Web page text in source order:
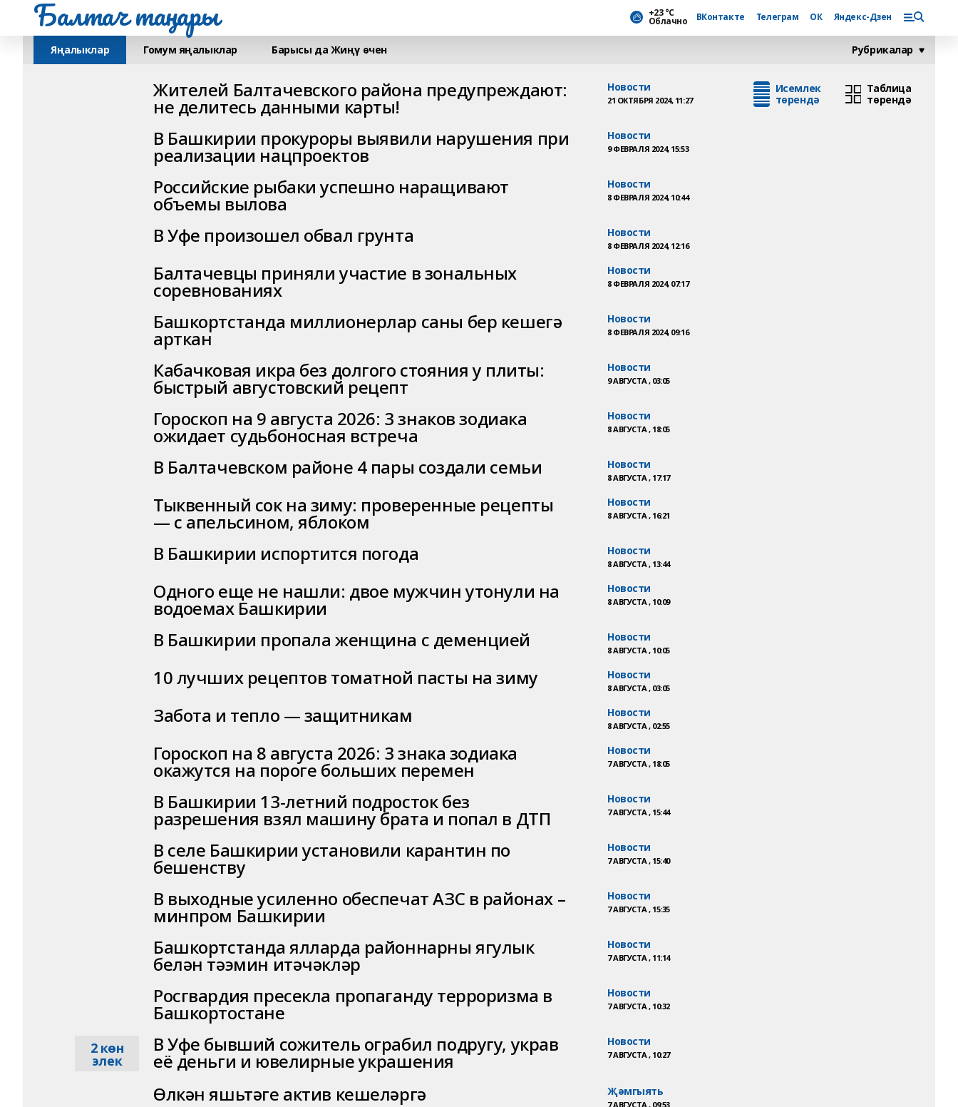
Балтач таңнары +23 °С
Облачно ВКонтакте Телеграм ОК Яндекс-Дзен
Яңалыклар Гомум яңалыклар Барысы да Жиңү өчен Рубрикалар
Жителей Балтачевского района предупреждают:
не делитесь данными карты!
Новости
21 ОКТЯБРЯ 2024, 11:27
В Башкирии прокуроры выявили нарушения при
реализации нацпроектов
Новости
9 ФЕВРАЛЯ 2024, 15:53
Российские рыбаки успешно наращивают
объемы вылова
Новости
8 ФЕВРАЛЯ 2024, 10:44
В Уфе произошел обвал грунта Новости
8 ФЕВРАЛЯ 2024, 12:16
Балтачевцы приняли участие в зональных
соревнованиях
Новости
8 ФЕВРАЛЯ 2024, 07:17
Башкортстанда миллионерлар саны бер кешегә
арткан
Новости
8 ФЕВРАЛЯ 2024, 09:16
Кабачковая икра без долгого стояния у плиты:
быстрый августовский рецепт
Новости
9 АВГУСТА , 03:05
Гороскоп на 9 августа 2026: 3 знаков зодиака
ожидает судьбоносная встреча
Новости
8 АВГУСТА , 18:05
В Балтачевском районе 4 пары создали семьи Новости
8 АВГУСТА , 17:17
Тыквенный сок на зиму: проверенные рецепты
— с апельсином, яблоком
Новости
8 АВГУСТА , 16:21
В Башкирии испортится погода Новости
8 АВГУСТА , 13:44
Одного еще не нашли: двое мужчин утонули на
водоемах Башкирии
Новости
8 АВГУСТА , 10:09
В Башкирии пропала женщина с деменцией Новости
8 АВГУСТА , 10:05
10 лучших рецептов томатной пасты на зиму Новости
8 АВГУСТА , 03:05
Забота и тепло — защитникам Новости
8 АВГУСТА , 02:55
Гороскоп на 8 августа 2026: 3 знака зодиака
окажутся на пороге больших перемен
Новости
7 АВГУСТА , 18:05
В Башкирии 13-летний подросток без
разрешения взял машину брата и попал в ДТП
Новости
7 АВГУСТА , 15:44
В селе Башкирии установили карантин по
бешенству
Новости
7 АВГУСТА , 15:40
В выходные усиленно обеспечат АЗС в районах –
минпром Башкирии
Новости
7 АВГУСТА , 15:35
Башкортстанда ялларда районнарны ягулык
белән тәэмин итәчәкләр
Новости
7 АВГУСТА , 11:14
Росгвардия пресекла пропаганду терроризма в
Башкортостане
Новости
7 АВГУСТА , 10:32
2 көн
элек
В Уфе бывший сожитель ограбил подругу, украв
её деньги и ювелирные украшения
Новости
7 АВГУСТА , 10:27
Өлкән яшьтәге актив кешеләргә Җәмгыять
7 АВГУСТА , 09:53
Исемлек
төрендә
Таблица
төрендә